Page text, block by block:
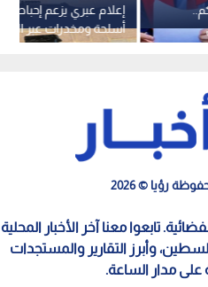
إعلام عبري يزعم إحباط
أسلحة ومخدرات عبر
رؤيا © 2026
تابعوا معنا آخر الأخبار المحلية
وأبرز التقارير والمستجدات
على مدار الساعة.